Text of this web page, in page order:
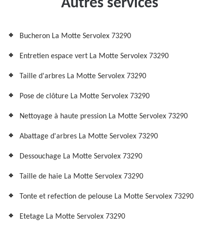
Autres services
Bucheron La Motte Servolex 73290
Entretien espace vert La Motte Servolex 73290
Taille d'arbres La Motte Servolex 73290
Pose de clôture La Motte Servolex 73290
Nettoyage à haute pression La Motte Servolex 73290
Abattage d'arbres La Motte Servolex 73290
Dessouchage La Motte Servolex 73290
Taille de haie La Motte Servolex 73290
Tonte et refection de pelouse La Motte Servolex 73290
Etetage La Motte Servolex 73290